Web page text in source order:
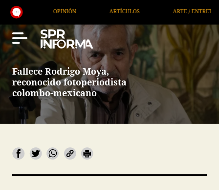
ARTÍCULOS ARTE / ENTRETENIMIENTO
Fallece Rodrigo Moya,
reconocido fotoperiodista
colombo-mexicano